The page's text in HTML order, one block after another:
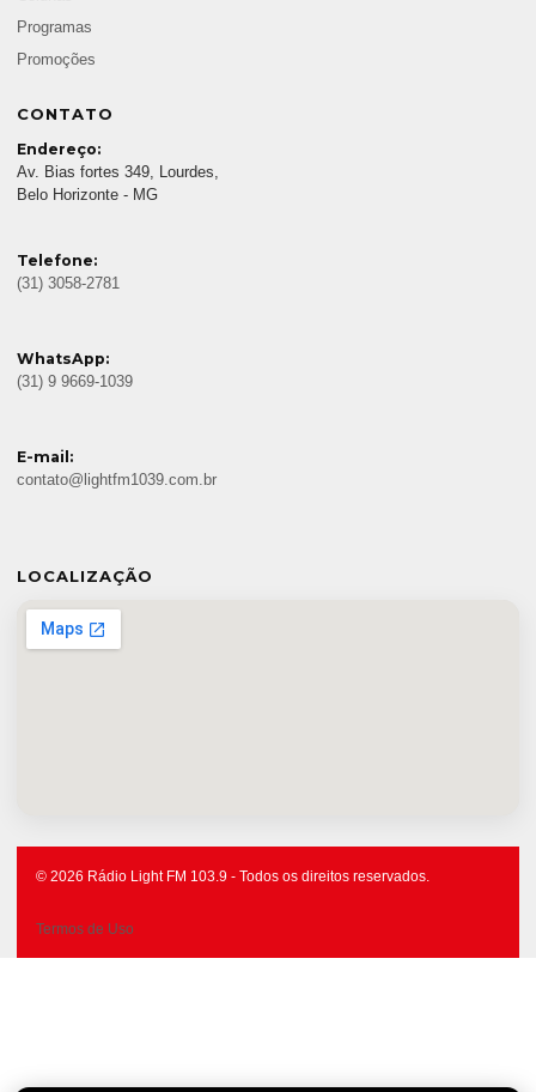
Programas
Promoções
CONTATO
Endereço:
Av. Bias fortes 349, Lourdes,
Belo Horizonte - MG
Telefone:
(31) 3058-2781
WhatsApp:
(31) 9 9669-1039
E-mail:
contato@lightfm1039.com.br
LOCALIZAÇÃO
© 2026 Rádio Light FM 103.9 - Todos os direitos reservados.
Termos de Uso